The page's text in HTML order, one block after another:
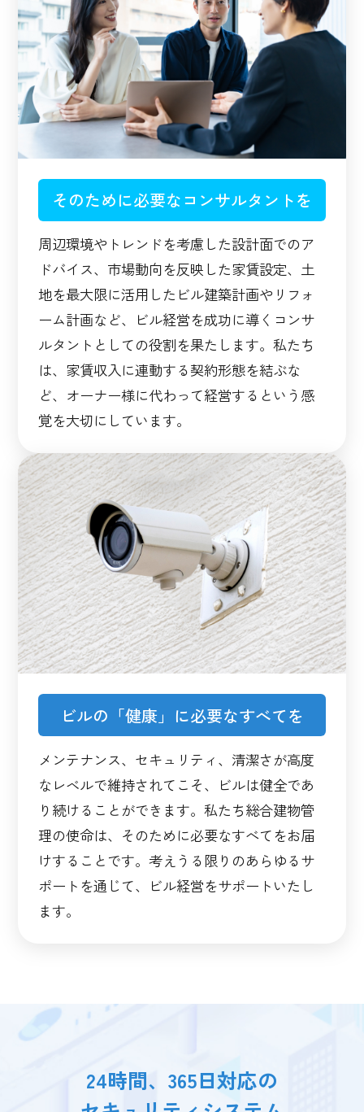
そのために必要なコンサルタントを
周辺環境やトレンドを考慮した設計面でのア
ドバイス、市場動向を反映した家賃設定、土
地を最大限に活用したビル建築計画やリフォ
ーム計画など、ビル経営を成功に導くコンサ
ルタントとしての役割を果たします。私たち
は、家賃収入に連動する契約形態を結ぶな
ど、オーナー様に代わって経営するという感
覚を大切にしています。
ビルの「健康」に必要なすべてを
メンテナンス、セキュリティ、清潔さが高度
なレベルで維持されてこそ、ビルは健全であ
り続けることができます。私たち総合建物管
理の使命は、そのために必要なすべてをお届
けすることです。考えうる限りのあらゆるサ
ポートを通じて、ビル経営をサポートいたし
ます。
24時間、365日対応の